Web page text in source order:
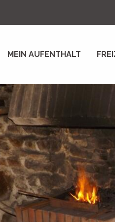
MEIN AUFENTHALT